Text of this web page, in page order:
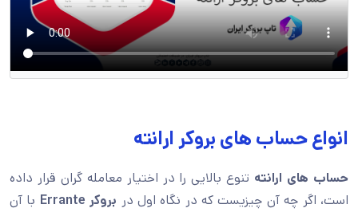
انواع حساب های بروکر ارانته
حساب های ارانته تنوع بالایی را در اختیار معامله گران قرار داده
است، اگر چه آن چیزیست که در نگاه اول در بروکر Errante
با آن